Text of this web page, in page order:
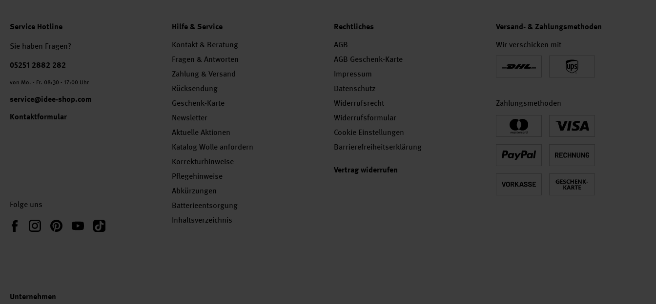
Service Hotline
Sie haben Fragen?
Telefonnummer
05251 2882 282
von Mo. - Fr. 08:30 - 17:00 Uhr
service@idee-shop.com
Kontaktformular
Folge uns
FacebookInstagramPinterestYouTubeTikTok
Hilfe & Service
Kontakt & Beratung
Fragen & Antworten
Zahlung & Versand
Rücksendung
Geschenk-Karte
Newsletter
Aktuelle Aktionen
Katalog Wolle anfordern
Korrekturhinweise
Pflegehinweise
Abkürzungen
Batterieentsorgung
Inhaltsverzeichnis
Rechtliches
AGB
AGB Geschenk-Karte
Impressum
Datenschutz
Widerrufsrecht
Widerrufsformular
Cookie Einstellungen
Barrierefreiheitserklärung
Vertrag widerrufen
Versand- & Zahlungsmethoden
Wir verschicken mit
Zahlungsmethoden
Unternehmen